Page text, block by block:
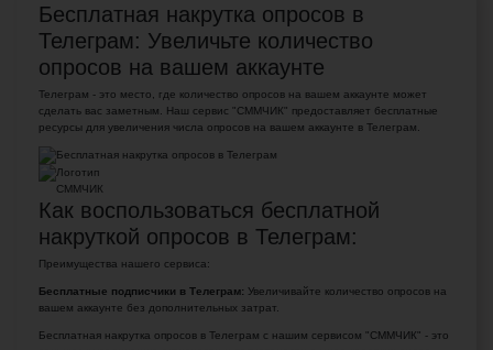
Бесплатная накрутка опросов в
Телеграм: Увеличьте количество
опросов на вашем аккаунте
Телеграм - это место, где количество опросов на вашем аккаунте может
сделать вас заметным. Наш сервис "СММЧИК" предоставляет бесплатные
ресурсы для увеличения числа опросов на вашем аккаунте в Телеграм.
Как воспользоваться бесплатной
накруткой опросов в Телеграм:
Преимущества нашего сервиса:
Бесплатные подписчики в Телеграм: Увеличивайте количество опросов на
вашем аккаунте без дополнительных затрат.
Бесплатная накрутка опросов в Телеграм с нашим сервисом "СММЧИК" - это